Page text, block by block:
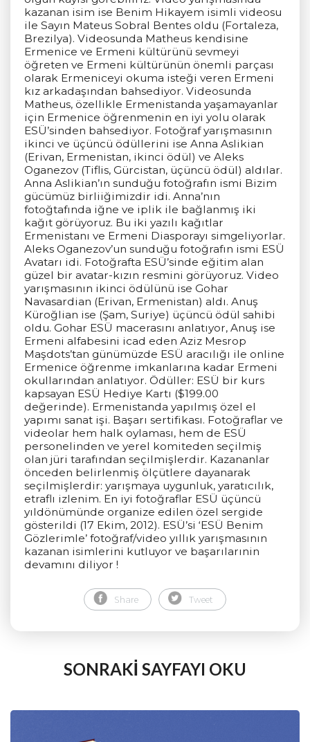
kazanan isim ise Benim Hikayem isimli videosu
ile Sayın Mateus Sobral Bentes oldu (Fortaleza,
Brezilya). Videosunda Matheus kendisine
Ermenice ve Ermeni kültürünü sevmeyi
öğreten ve Ermeni kültürünün önemli parçası
olarak Ermeniceyi okuma isteği veren Ermeni
kız arkadaşından bahsediyor. Videosunda
Matheus, özellikle Ermenistanda yaşamayanlar
için Ermenice öğrenmenin en iyi yolu olarak
ESÜ’sinden bahsediyor. Fotoğraf yarışmasının
ikinci ve üçüncü ödüllerini ise Anna Aslikian
(Erivan, Ermenistan, ikinci ödül) ve Aleks
Oganezov (Tiflis, Gürcistan, üçüncü ödül) aldılar.
Anna Aslikian’ın sunduğu fotoğrafın ismi Bizim
gücümüz birliiğimizdir idi. Anna’nın
fotoğtafında iğne ve iplik ile bağlanmış iki
kağıt görüyoruz. Bu iki yazılı kağıtlar
Ermenistanı ve Ermeni Diasporayı simgeliyorlar.
Aleks Oganezov’un sunduğu fotoğrafın ismi ESÜ
Avatarı idi. Fotoğrafta ESÜ’sinde eğitim alan
güzel bir avatar-kızın resmini görüyoruz. Video
yarışmasının ikinci ödülünü ise Gohar
Navasardian (Erivan, Ermenistan) aldı. Anuş
Küroğlian ise (Şam, Suriye) üçüncü ödül sahibi
oldu. Gohar ESÜ macerasını anlatıyor, Anuş ise
Ermeni alfabesini icad eden Aziz Mesrop
Maşdots’tan günümüzde ESÜ aracılığı ile online
Ermenice öğrenme imkanlarına kadar Ermeni
okullarından anlatıyor. Ödüller: ESÜ bir kurs
kapsayan ESÜ Hediye Kartı ($199.00
değerinde). Ermenistanda yapılmış özel el
yapımı sanat işi. Başarı sertifikası. Fotoğraflar ve
videolar hem halk oylaması, hem de ESÜ
personelinden ve yerel komiteden seçilmiş
olan jüri tarafından seçilmişlerdir. Kazananlar
önceden belirlenmiş ölçütlere dayanarak
seçilmişlerdir: yarışmaya uygunluk, yaratıcılık,
etraflı izlenim. En iyi fotoğraflar ESÜ üçüncü
yıldönümünde organize edilen özel sergide
gösterildi (17 Ekim, 2012). ESÜ’si ‘ESÜ Benim
Gözlerimle’ fotoğraf/video yıllık yarışmasının
kazanan isimlerini kutluyor ve başarılarınin
devamını diliyor !
Share Tweet
SONRAKİ SAYFAYI OKU